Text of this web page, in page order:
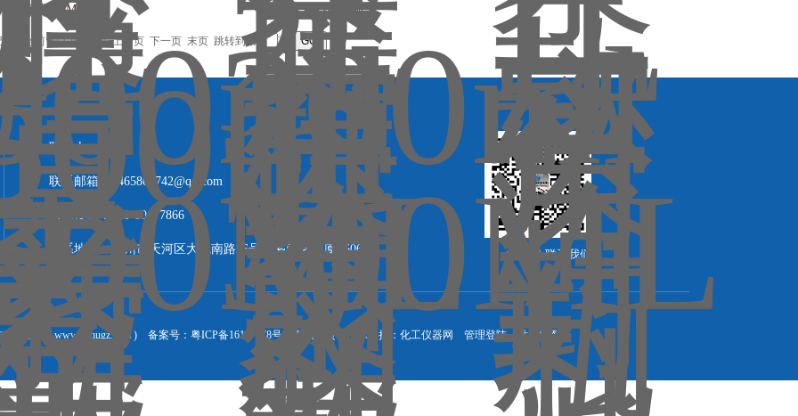
津腾500ML滤杯 津腾300ML滤杯
录，当前 1 / 1 页 首页 上一页 下一页 末页 跳转到第 页
联系人：黄生
联系邮箱：2465801742@qq.com
联系传真：020-80677866
联系地址：广州市天河区大观南路26号长盛商务大厦B606 扫一扫-联系我们
限公司 ( www.lizhugz.com ) 备案号：粤ICP备16127478号 返回首页技术支持： 化工仪器网 管理登陆 站点地图